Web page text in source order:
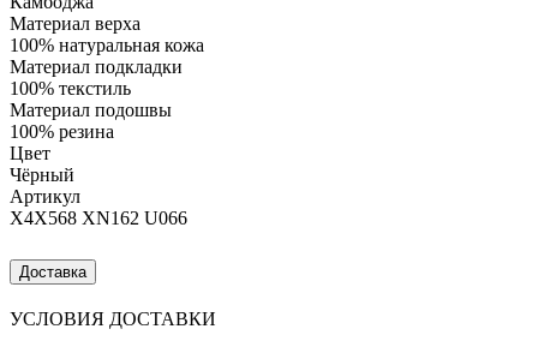
Материал верха
100% натуральная кожа
Материал подкладки
100% текстиль
Материал подошвы
100% резина
Цвет
Чёрный
Артикул
X4X568 XN162 U066
Доставка
УСЛОВИЯ ДОСТАВКИ